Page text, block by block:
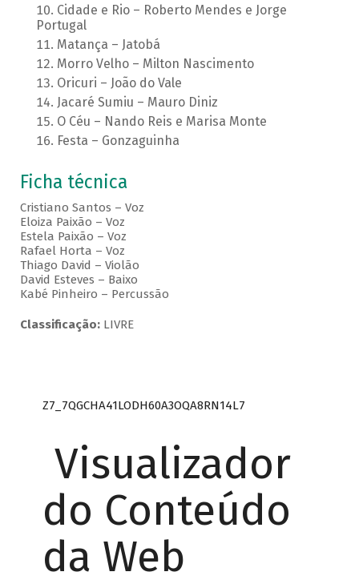
Cidade e Rio – Roberto Mendes e Jorge
Portugal
Matança – Jatobá
Morro Velho – Milton Nascimento
Oricuri – João do Vale
Jacaré Sumiu – Mauro Diniz
O Céu – Nando Reis e Marisa Monte
Festa – Gonzaguinha
Ficha técnica
Cristiano Santos – Voz
Eloiza Paixão – Voz
Estela Paixão – Voz
Rafael Horta – Voz
Thiago David – Violão
David Esteves – Baixo
Kabé Pinheiro – Percussão
Classificação:LIVRE
Z7_7QGCHA41LODH60A3OQA8RN14L7
Visualizador
do Conteúdo
da Web